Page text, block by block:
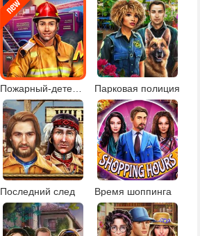
Пожарный-детектив Парковая полиция
Последний след Время шоппинга